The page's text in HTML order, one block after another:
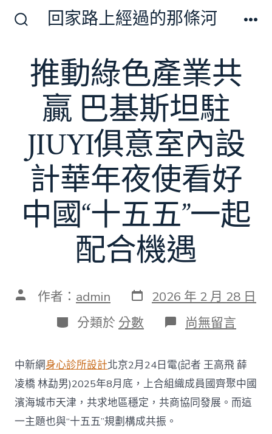
換
開
回家路上經過的那條河
推動綠色產業共
贏 巴基斯坦駐
JIUYI俱意室內設
計華年夜使看好
中國“十五五”一起
配合機遇
文 作者： admin 發
表
日
期
2026 年 2 月 28 日
分
類
分類於 分數 在
〈推
綠
色
產
業
共
尚無留言
中新網身心診所設計北京2月24日電(記者 王高飛 薛
凌橋 林勐男)2025年8月底，上合組織成員國齊聚中國
濱海城市天津，共求地區穩定，共商協同發展。而這
一主題也與“十五五”規劃構成共振。